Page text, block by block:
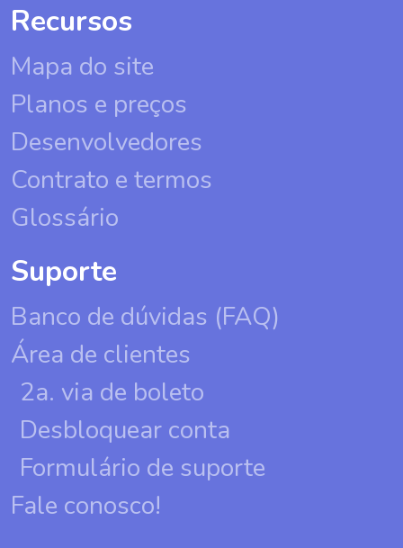
Recursos
Mapa do site
Planos e preços
Desenvolvedores
Contrato e termos
Glossário
Suporte
Banco de dúvidas (FAQ)
Área de clientes
2a. via de boleto
Desbloquear conta
Formulário de suporte
Fale conosco!